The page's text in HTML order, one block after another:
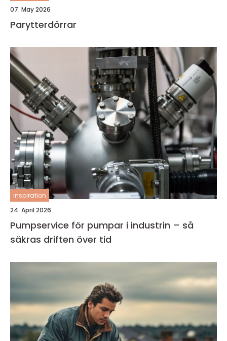
07. May 2026
Parytterdörrar
inspiration
24. April 2026
Pumpservice för pumpar i industrin – så
säkras driften över tid